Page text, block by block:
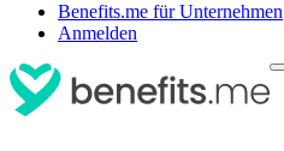
Benefits.me für Unternehmen
Anmelden